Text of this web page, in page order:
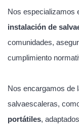
Nos especializamos
instalación de
comunidades,
cumplimiento
Nos encargamos de
salvaescaleras,
portátiles,